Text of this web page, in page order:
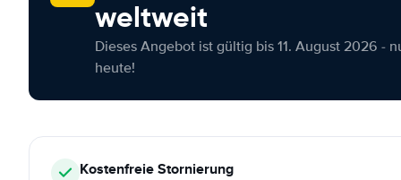
weltweit
Dieses Angebot ist gültig bis 11. August 2026 -
heute!
KostenfreieStornierung